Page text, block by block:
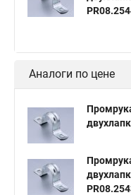
Аналоги по цене